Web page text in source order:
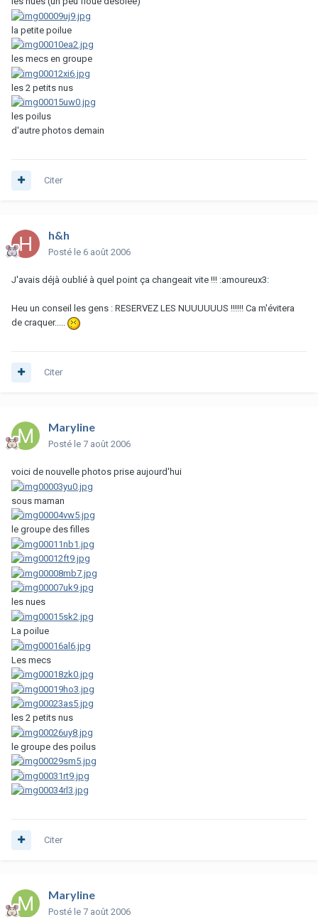
la petite poilue
les mecs en groupe
les 2 petits nus
les poilus
d'autre photos demain
Citer
h&h
Posté le 6 août 2006
J'avais déjà oublié à quel point ça changeait vite !!! :amoureux3:
Heu un conseil les gens : RESERVEZ LES NUUUUUUS !!!!!! Ca m'évitera
de craquer.....
Citer
Maryline
Posté le 7 août 2006
voici de nouvelle photos prise aujourd'hui
sous maman
le groupe des filles
les nues
La poilue
Les mecs
les 2 petits nus
le groupe des poilus
Citer
Maryline
Posté le 7 août 2006